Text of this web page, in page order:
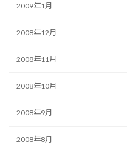
2009年1月
2008年12月
2008年11月
2008年10月
2008年9月
2008年8月